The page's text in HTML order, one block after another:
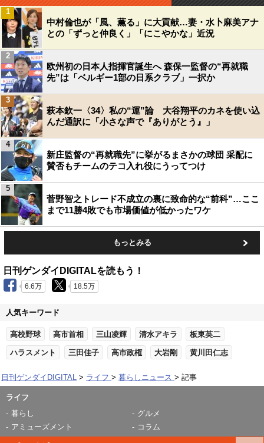
中村倫也が「風、薫る」に大貢献…妻・水卜麻美アナ
との「ずっと仲良く」「にこやかな」近況
1
欧州初の日本人指揮官誕生へ 森保一監督の“再就職
先”は「ベルギー1部の日系クラブ」一択か
2
萩本欽一〈34〉私の“運”論 大谷翔平のカネを使い込
んだ通訳に「小さな声で『ありがとう』」
3
新庄監督の“再就職先”に挙がるまさかの球団 采配に
賛否もチームのテコ入れ役にうってつけ
4
菅野智之トレード不成立の裏に致命的な“前科”…ここ
まで11勝4敗でも市場価値が低かったワケ
5
もっとみる
日刊ゲンダイDIGITALを読もう！
6.6万 18.5万
人気キーワード
高校野球 高市首相 三山凌輝 清水アキラ 板東英二
ハラスメント 三田佳子 高市政権 大岩剛 黄川田仁志
日刊ゲンダイDIGITAL ライフ 暮らしニュース 記事
ライフ
暮らし
グルメ
アミューズメント
コラム